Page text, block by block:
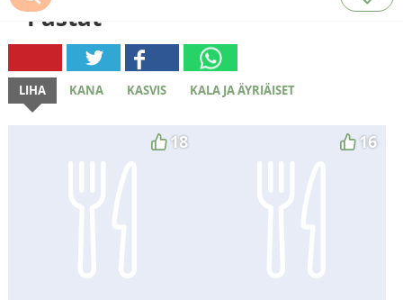
RESEPTIHAKU
RUOKATEEMAT
KESKUSTELUT
KOTIKOKIT
Pastat
LIHA KANA KASVIS KALA JA ÄYRIÄISET
18 16